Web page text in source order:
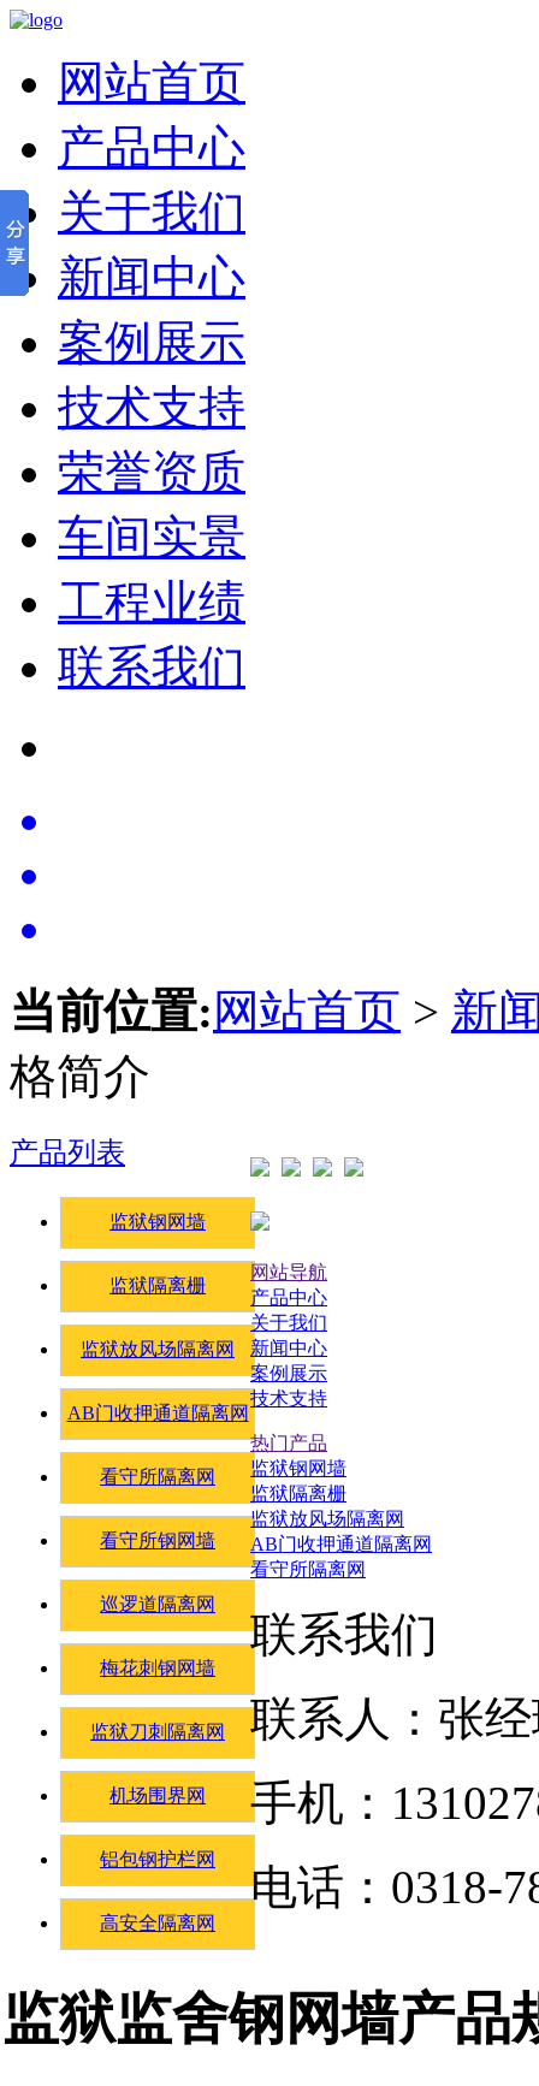
网站首页
产品中心
关于我们
新闻中心
案例展示
技术支持
荣誉资质
车间实景
工程业绩
联系我们
当前位置: 网站首页 > 新
格简介
产品列表
监狱钢网墙
监狱隔离栅
监狱放风场隔离网
AB门收押通道隔离网
看守所隔离网
看守所钢网墙
巡逻道隔离网
梅花刺钢网墙
监狱刀刺隔离网
机场围界网
铝包钢护栏网
高安全隔离网
监狱监舍钢网墙产品
网站导航
产品中心
关于我们
新闻中心
案例展示
技术支持
热门产品
监狱钢网墙
监狱隔离栅
监狱放风场隔离网
AB门收押通道隔离网
看守所隔离网
联系我们
联系人：张
手机：
电话：0318-